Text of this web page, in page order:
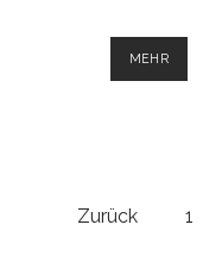
MEHREINE
Zurück 1